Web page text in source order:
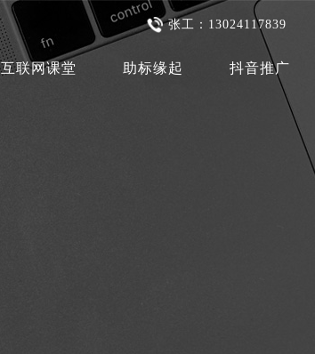
张工：13024117839
互联网课堂 助标缘起 抖音推广